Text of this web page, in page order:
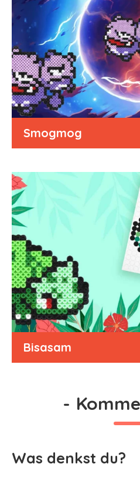
Smogmog
Bisasam
-
Was denkst du?